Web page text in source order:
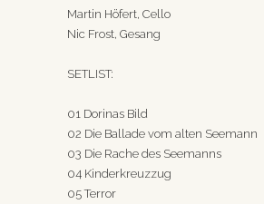
Martin Höfert, Cello
Nic Frost, Gesang
SETLIST:
01 Dorinas Bild
02 Die Ballade vom alten Seemann
03 Die Rache des Seemanns
04 Kinderkreuzzug
05 Terror